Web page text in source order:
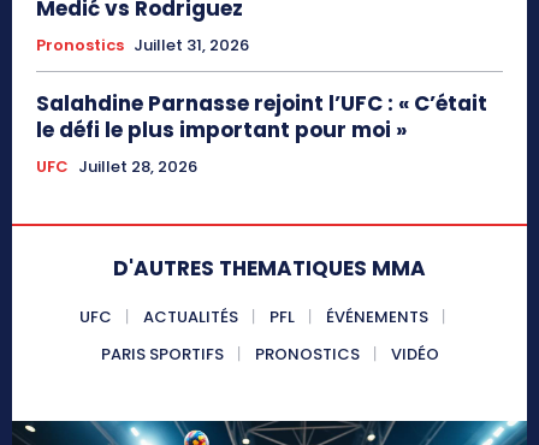
Medić vs Rodriguez
Pronostics Juillet 31, 2026
Salahdine Parnasse rejoint l’UFC : « C’était
le défi le plus important pour moi »
UFC Juillet 28, 2026
D'AUTRES THEMATIQUES MMA
UFC ACTUALITÉS PFL
ÉVÉNEMENTS
PARIS SPORTIFS
PRONOSTICS VIDÉO